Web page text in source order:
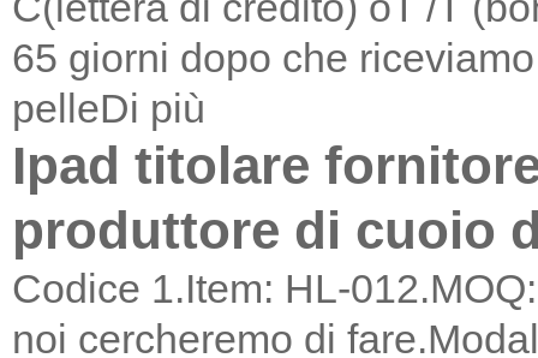
65 giorni dopo che
pelleDi più
Ipad titolare
produttore di cuoio
Codice 1.Item: HL-
noi cercheremo di